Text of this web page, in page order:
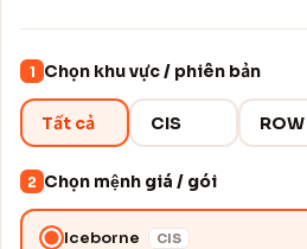
1 Chọn khu vực / phiên bản
Tất cả CIS ROW
2 Chọn mệnh giá / gói
Iceborne CIS